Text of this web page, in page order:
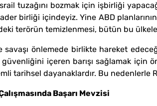
tuzağını bozmak için işbirliği
birliği içindeyiz. Yine ABD
terörün temizlenmesi, bütün bu
savaşı önlemede birlikte hareket
güvenliğini içeren barışı sağlamak için
tarihsel dayanaklardır. Bu nedenlerle
Başarı Mevzisi